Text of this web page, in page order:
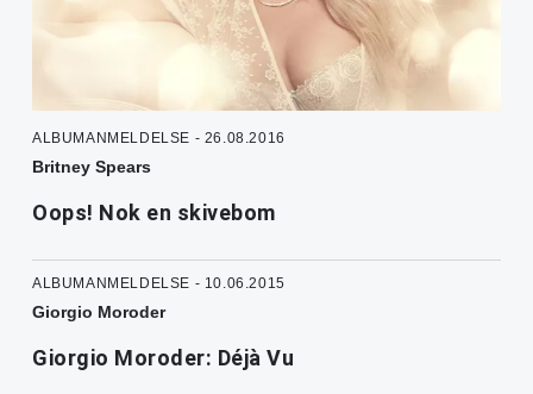
ALBUMANMELDELSE - 26.08.2016
Britney Spears
Oops! Nok en skivebom
ALBUMANMELDELSE - 10.06.2015
Giorgio Moroder
Giorgio Moroder: Déjà Vu